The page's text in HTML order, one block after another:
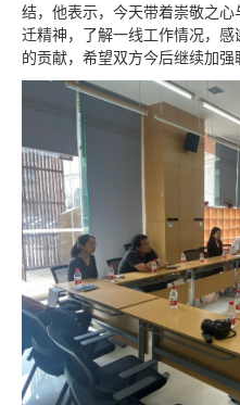
结，他表示，今天带着崇敬之
迁精神，了解一线工作情况，
的贡献，希望双方今后继续加强